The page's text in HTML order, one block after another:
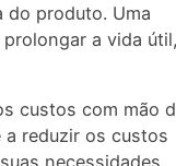
do produto. Uma
prolongar a vida
custos com mão
a reduzir os custos